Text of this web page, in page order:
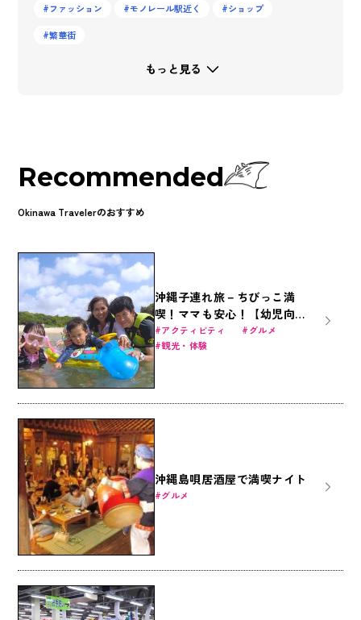
ファッション モノレール駅近く ショップ
繁華街
もっと見る
Recommended
Okinawa Travelerのおすすめ
沖縄子連れ旅－ちびっこ満
喫！ママも安心！【幼児向け
2才～】
アクティビティ
グルメ
観光・体験
沖縄島唄居酒屋で満喫ナイト
グルメ